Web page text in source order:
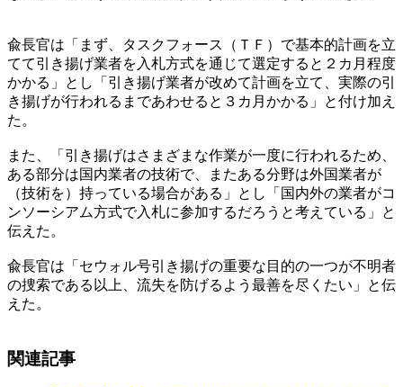
兪長官は「まず、タスクフォース（ＴＦ）で基本的計画を立
てて引き揚げ業者を入札方式を通じて選定すると２カ月程度
かかる」とし「引き揚げ業者が改めて計画を立て、実際の引
き揚げが行われるまであわせると３カ月かかる」と付け加え
た。
また、「引き揚げはさまざまな作業が一度に行われるため、
ある部分は国内業者の技術で、またある分野は外国業者が
（技術を）持っている場合がある」とし「国内外の業者がコ
ンソーシアム方式で入札に参加するだろうと考えている」と
伝えた。
兪長官は「セウォル号引き揚げの重要な目的の一つが不明者
の捜索である以上、流失を防げるよう最善を尽くたい」と伝
えた。
関連記事